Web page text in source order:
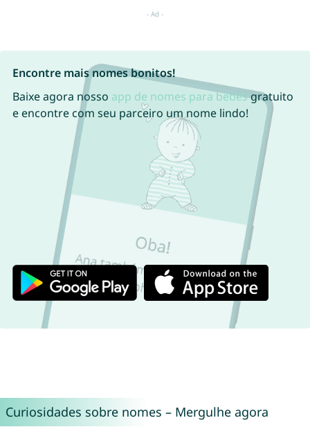
Encontre mais nomes bonitos!
Baixe agora nosso app de nomes para bebêsgratuito
e encontre com seu parceiro um nome lindo!
Curiosidades sobre nomes – Mergulhe agora